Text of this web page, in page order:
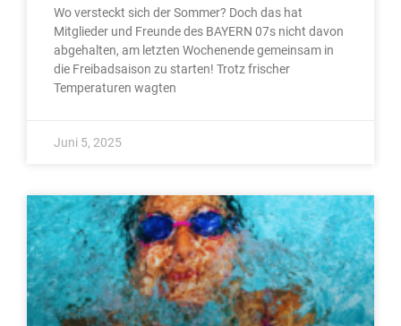
Wo versteckt sich der Sommer? Doch das hat
Mitglieder und Freunde des BAYERN 07s nicht davon
abgehalten, am letzten Wochenende gemeinsam in
die Freibadsaison zu starten! Trotz frischer
Temperaturen wagten
Juni 5, 2025